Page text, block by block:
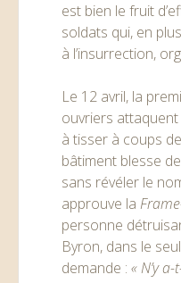
est bien le fruit
soldats qui, en
à l’insurrection,
Le 12 avril, la
ouvriers
à tisser à coups
bâtiment blesse
sans révéler le
approuve la
personne
Byron, dans le
demande :« N’y